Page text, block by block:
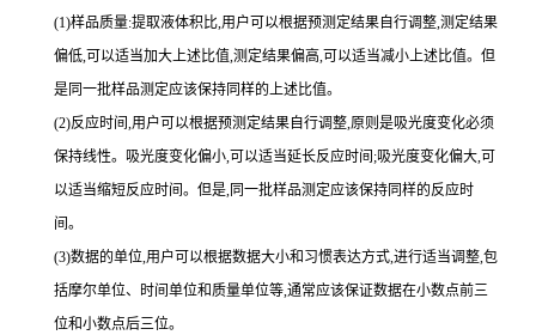
(1)样品质量:提取液体积比,用户可以根据预测定结果自行调整,测定结果
偏低,可以适当加大上述比值,测定结果偏高,可以适当减小上述比值。但
是同一批样品测定应该保持同样的上述比值。
(2)反应时间,用户可以根据预测定结果自行调整,原则是吸光度变化必须
保持线性。吸光度变化偏小,可以适当延长反应时间;吸光度变化偏大,可
以适当缩短反应时间。但是,同一批样品测定应该保持同样的反应时
间。
(3)数据的单位,用户可以根据数据大小和习惯表达方式,进行适当调整,包
括摩尔单位、时间单位和质量单位等,通常应该保证数据在小数点前三
位和小数点后三位。